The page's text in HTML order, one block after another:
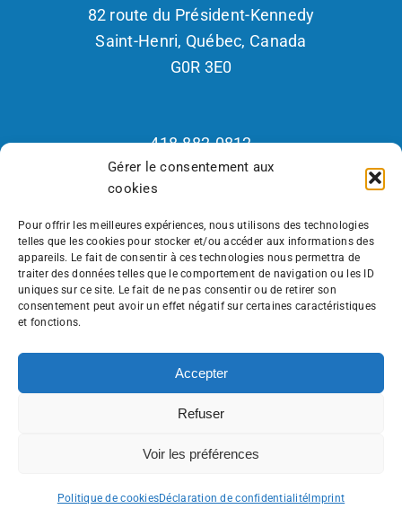
Gérer le consentement aux
cookies
Pour offrir les meilleures expériences, nous utilisons des technologies
telles que les cookies pour stocker et/ou accéder aux informations des
appareils. Le fait de consentir à ces technologies nous permettra de
traiter des données telles que le comportement de navigation ou les ID
uniques sur ce site. Le fait de ne pas consentir ou de retirer son
consentement peut avoir un effet négatif sur certaines caractéristiques
et fonctions.
Accepter
Refuser
Voir les préférences
Politique de cookiesDéclaration de confidentialité Imprint
82 route du Président-Kennedy
Saint-Henri, Québec, Canada
G0R 3E0
418.882.0812
1.800.265.2877
Fax : 418.882.2926
Recrutement 418.570.7418
Lundi au jeudi – 8h à 16h30